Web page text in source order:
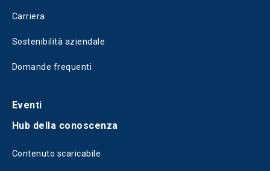
Carriera
Sostenibilità aziendale
Domande frequenti
Eventi
Hub della conoscenza
Contenuto scaricabile